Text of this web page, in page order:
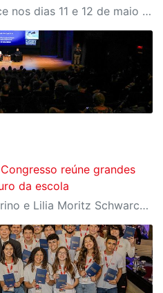
O evento gratuito acontece nos dias 11 e 12 de maio e reunirá especialistas em torno do tema “Educação que Transforma”. As vagas para participação presencial são limitadas, e a submissão de trabalhos pode ser feita até 31 de março
reúne grandes
da escola
Djamila Ribeiro, Atila Iamarino e Lilia Moritz Schwarcz estão entre os destaques da programação